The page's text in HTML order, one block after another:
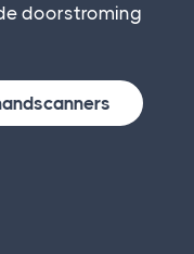
doorstroming